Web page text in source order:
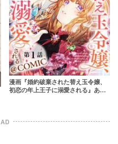
漫画『婚約破棄された替え玉令嬢、
初恋の年上王子に溺愛される』あら
AD